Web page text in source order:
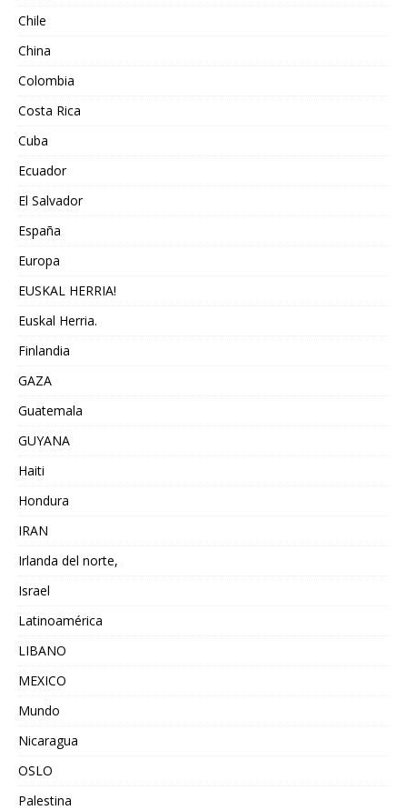
Chile
China
Colombia
Costa Rica
Cuba
Ecuador
El Salvador
España
Europa
EUSKAL HERRIA!
Euskal Herria.
Finlandia
GAZA
Guatemala
GUYANA
Haiti
Hondura
IRAN
Irlanda del norte,
Israel
Latinoamérica
LIBANO
MEXICO
Mundo
Nicaragua
OSLO
Palestina